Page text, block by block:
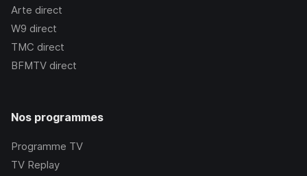
Arte direct
W9 direct
TMC direct
BFMTV direct
Nos programmes
Programme TV
TV Replay